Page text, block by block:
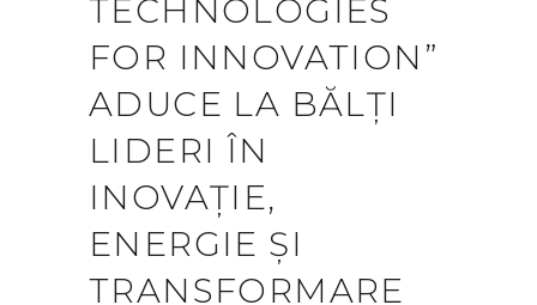
TECHNOLOGIES
FOR INNOVATION”
ADUCE LA BĂLȚI
LIDERI ÎN
INOVAȚIE,
ENERGIE ȘI
TRANSFORMARE